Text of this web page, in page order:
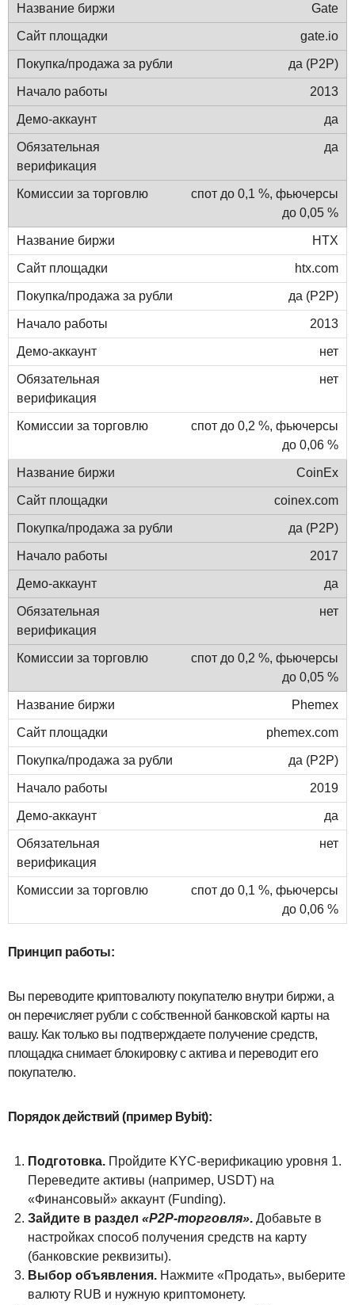
Gate
gate.io
да (P2P)
2013
да
да
спот до 0,1 %, фьючерсы
до 0,05 %
HTX
htx.com
да (P2P)
2013
нет
нет
спот до 0,2 %, фьючерсы
до 0,06 %
CoinEx
coinex.com
да (P2P)
2017
да
нет
спот до 0,2 %, фьючерсы
до 0,05 %
Phemex
phemex.com
да (P2P)
2019
да
нет
спот до 0,1 %, фьючерсы
до 0,06 %
Принцип работы:
Вы переводите криптовалюту покупателю внутри биржи, а
он перечисляет рубли с собственной банковской карты на
вашу. Как только вы подтверждаете получение средств,
площадка снимает блокировку с актива и переводит его
покупателю.
Порядок действий (пример Bybit):
Подготовка. Пройдите KYC‑верификацию уровня 1.
Переведите активы (например, USDT) на
«Финансовый» аккаунт (Funding).
Зайдите в раздел«P2P‑торговля». Добавьте в
настройках способ получения средств на карту
(банковские реквизиты).
Выбор объявления. Нажмите «Продать», выберите
валюту RUB и нужную криптомонету.